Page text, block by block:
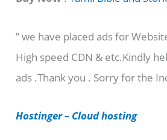
g
o
r
e
” we have placed ads for
High speed CDN & etc.Kindly
ads .Thank you . Sorry for the
Hostinger – Cloud hosting